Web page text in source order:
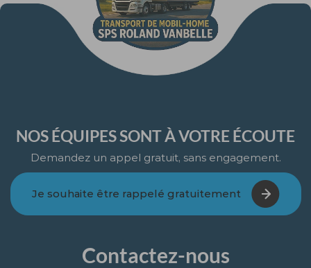
NOS ÉQUIPES SONT À VOTRE ÉCOUTE
Demandez un appel gratuit, sans engagement.
Je souhaite être rappelé gratuitement
Contactez-nous